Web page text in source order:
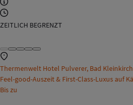
ZEITLICH BEGRENZT
Thermenwelt Hotel Pulverer, Bad
Feel-good-Auszeit & First-Class-Luxus auf
Bis zu